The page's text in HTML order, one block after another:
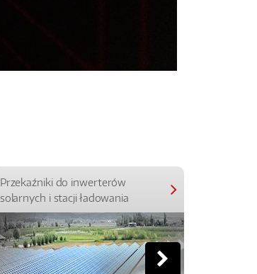
Przekaźniki do inwerterów
solarnych i stacji ładowania